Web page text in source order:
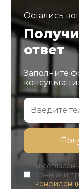
Остались
ответ
Заполните
Я согласен
данных и